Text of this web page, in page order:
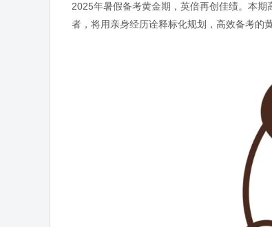
2025年暑假备考黄金期，英倍再创佳绩。本
者，将用亲身经历诠释标化规划，高效备考的